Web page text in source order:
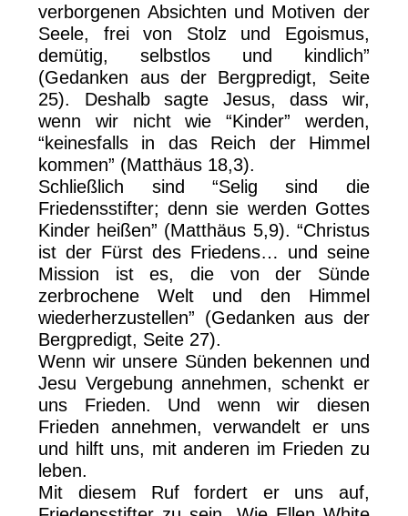
verborgenen Absichten und Motiven der
Seele, frei von Stolz und Egoismus,
demütig, selbstlos und kindlich”
(Gedanken aus der Bergpredigt, Seite
25). Deshalb sagte Jesus, dass wir,
wenn wir nicht wie “Kinder” werden,
“keinesfalls in das Reich der Himmel
kommen” (Matthäus 18,3).
Schließlich sind “Selig sind die
Friedensstifter; denn sie werden Gottes
Kinder heißen” (Matthäus 5,9). “Christus
ist der Fürst des Friedens… und seine
Mission ist es, die von der Sünde
zerbrochene Welt und den Himmel
wiederherzustellen” (Gedanken aus der
Bergpredigt, Seite 27).
Wenn wir unsere Sünden bekennen und
Jesu Vergebung annehmen, schenkt er
uns Frieden. Und wenn wir diesen
Frieden annehmen, verwandelt er uns
und hilft uns, mit anderen im Frieden zu
leben.
Mit diesem Ruf fordert er uns auf,